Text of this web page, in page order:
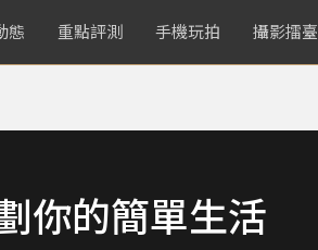
態 重點評測 手機玩拍 攝影擂臺
你的簡單生活